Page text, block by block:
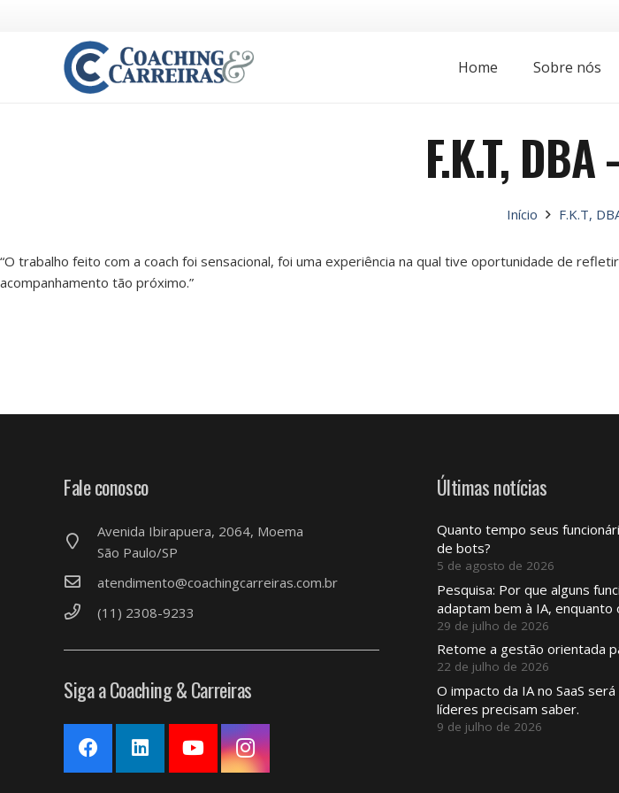
Home Sobre nós
F.K.T,
Início F.K.T,
“O trabalho feito com a coach foi sensacional, foi uma experiência na qual tive oportunidade de
acompanhamento tão próximo.”
Fale conosco
Avenida Ibirapuera, 2064, Moema
São Paulo/SP
atendimento@coachingcarreiras.com.br
(11) 2308-9233
Siga a Coaching & Carreiras
Últimas notícias
Quanto tempo seus
de bots?
5 de agosto de 2026
Pesquisa: Por que alguns
adaptam bem à IA, enquanto
29 de julho de 2026
Retome a gestão orientada
22 de julho de 2026
O impacto da IA ​​no SaaS
líderes precisam saber.
9 de julho de 2026